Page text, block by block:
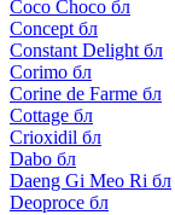
Coco Choco бл
Concept бл
Constant Delight бл
Corimo бл
Corine de Farme бл
Cottage бл
Crioxidil бл
Dabo бл
Daeng Gi Meo Ri бл
Deoproce бл